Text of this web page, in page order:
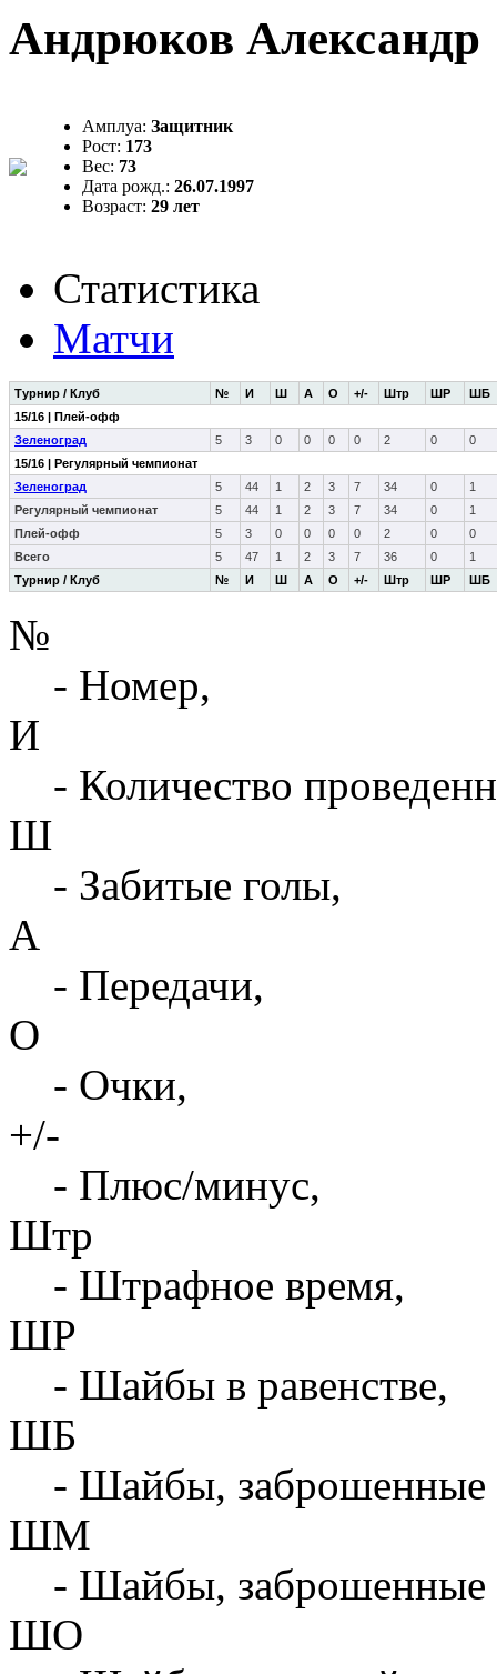
Андрюков Александр
Амплуа: Защитник
Рост: 173
Вес: 73
Дата рожд.: 26.07.1997
Возраст: 29 лет
Статистика
Матчи
Турнир / Клуб № И Ш А О +/- Штр ШР ШБ
Турнир / Клуб № И Ш А О +/- Штр ШР ШБ
15/16 | Плей-офф
Зеленоград
5 3 0 0 0 0 2 0
0
15/16 | Регулярный чемпионат
Зеленоград
5 44 1 2 3 7 34 0
1
Регулярный чемпионат
5 44 1 2 3 7 34 0
1
Плей-офф
5 3 0 0 0 0 2 0
0
Всего
5 47 1 2 3 7 36 0 1
№
- Номер,
И
- Количество
Ш
- Забитые голы,
А
- Передачи,
О
- Очки,
+/-
- Плюс/минус,
Штр
- Штрафное время,
ШР
- Шайбы в равенстве,
ШБ
- Шайбы, заброшенные
ШМ
- Шайбы, заброшенные
ШО